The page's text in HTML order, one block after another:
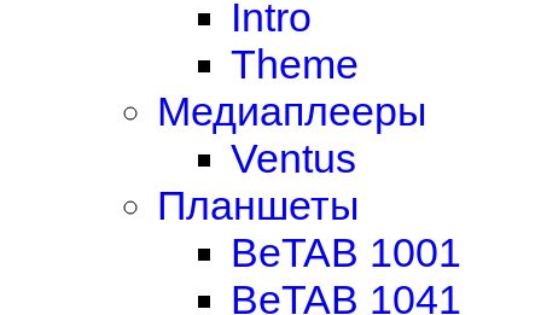
Intro
Theme
Медиаплееры
Ventus
Планшеты
BeTAB 1001
BeTAB 1041